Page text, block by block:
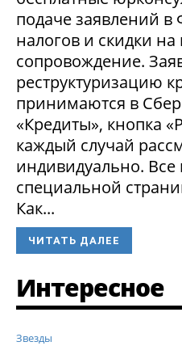
подаче заявлений в
налогов и скидки
сопровождение.
реструктуризацию
принимаются в
«Кредиты», кнопка
каждый случай
индивидуально.
специальной
Как...
ЧИТАТЬ ДАЛЕЕ
Интересное
Звезды